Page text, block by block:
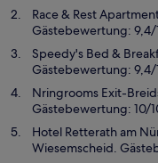
Race & Rest
Gästebewertung:
Speedy's Bed &
Gästebewertung:
Nringrooms Exit-
Gästebewertung: 10/
Hotel Retterath am
Wiesemscheid.